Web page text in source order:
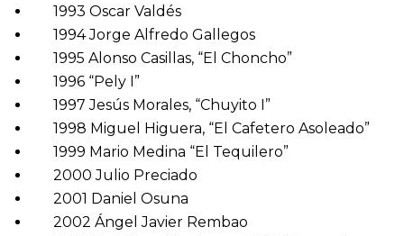
1993 Oscar Valdés
1994 Jorge Alfredo Gallegos
1995 Alonso Casillas, “El Choncho”
1996 “Pely I”
1997 Jesús Morales, “Chuyito I”
1998 Miguel Higuera, “El Cafetero Asoleado”
1999 Mario Medina “El Tequilero”
2000 Julio Preciado
2001 Daniel Osuna
2002 Ángel Javier Rembao